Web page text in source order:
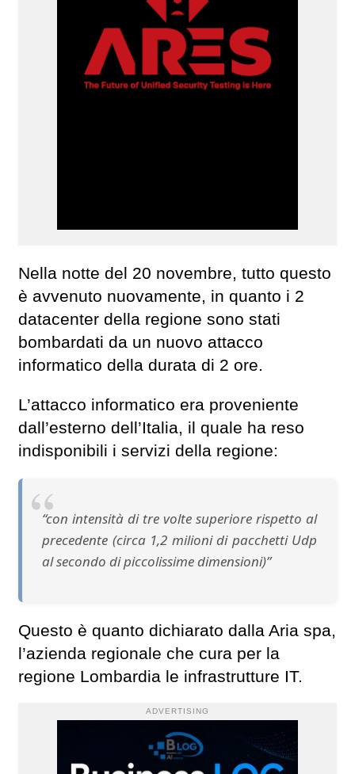
Nella notte del 20 novembre, tutto questo
è avvenuto nuovamente, in quanto i 2
datacenter della regione sono stati
bombardati da un nuovo attacco
informatico della durata di 2 ore.
L’attacco informatico era proveniente
dall’esterno dell’Italia, il quale ha reso
indisponibili i servizi della regione:
“con intensità di tre volte superiore rispetto al
precedente (circa 1,2 milioni di pacchetti Udp
al secondo di piccolissime dimensioni)”
Questo è quanto dichiarato dalla Aria spa,
l’azienda regionale che cura per la
regione Lombardia le infrastrutture IT.
ADVERTISING